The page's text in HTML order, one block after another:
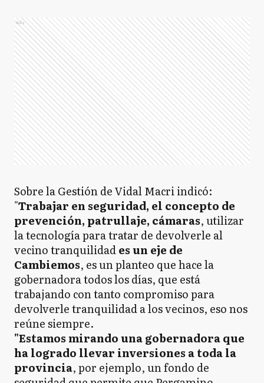
Ads
Sobre la Gestión de Vidal Macri indicó:
"Trabajar en seguridad, el concepto de
prevención, patrullaje, cámaras, utilizar
la tecnología para tratar de devolverle al
vecino tranquilidades un eje de
Cambiemos, es un planteo que hace la
gobernadora todos los días, que está
trabajando con tanto compromiso para
devolverle tranquilidad a los vecinos, eso nos
reúne siempre.
"Estamos mirando una gobernadora que
ha logrado llevar inversiones a toda la
provincia, por ejemplo, un fondo de